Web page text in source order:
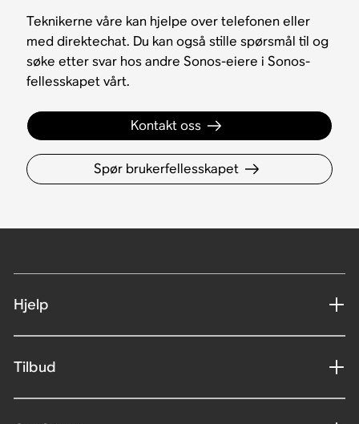
Teknikerne våre kan hjelpe over telefonen eller
med direktechat. Du kan også stille spørsmål til og
søke etter svar hos andre Sonos-eiere i Sonos-
fellesskapet vårt.
Kontakt oss
Spør brukerfellesskapet
Hjelp
Tilbud